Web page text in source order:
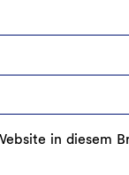
in diesem